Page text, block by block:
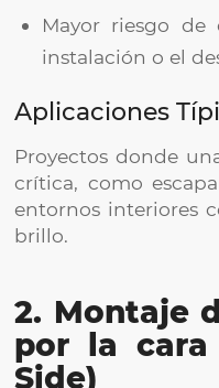
Mayor riesgo
instalación o el
Aplicaciones
Proyectos donde
crítica, como
entornos interiores
brillo.
2. Montaje
por la cara
Side)